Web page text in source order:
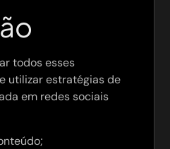
todos esses
utilizar estratégias de
em redes sociais